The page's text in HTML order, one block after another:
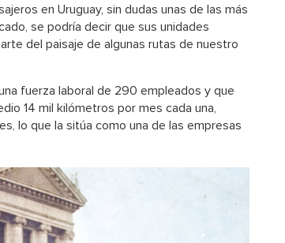
en Uruguay, sin dudas unas de las más
se podría decir que sus unidades
del paisaje de algunas rutas de nuestro
fuerza laboral de 290 empleados y que
14 mil kilómetros por mes cada una,
lo que la sitúa como una de las empresas